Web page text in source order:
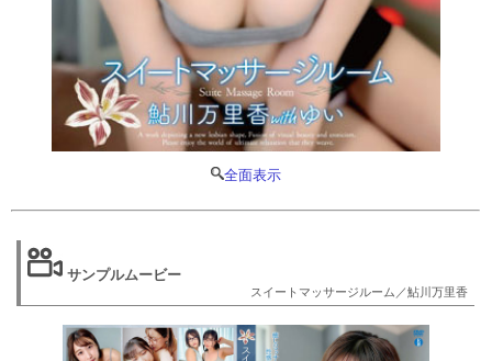
全面表示
サンプルムービー
スイートマッサージルーム／鮎川万里香